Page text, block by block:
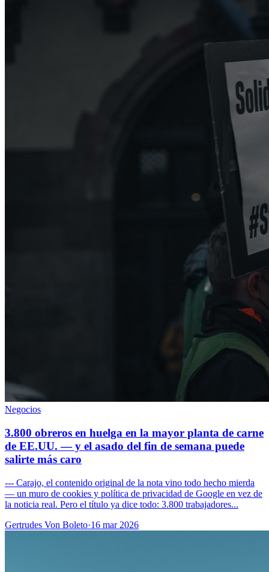
Negocios
3.800 obreros en huelga en la mayor planta de carne
de EE.UU. — y el asado del fin de semana puede
salirte más caro
--- Carajo, el contenido original de la nota vino todo hecho mierda
— un muro de cookies y política de privacidad de Google en vez de
la noticia real. Pero el título ya dice todo: 3.800 trabajadores...
Gertrudes Von Boleto·16 mar 2026